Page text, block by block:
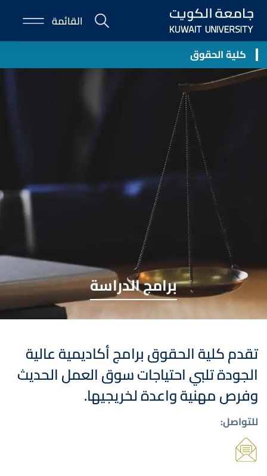
Skip
main
content
E-
Portal
القائمة
كلية الحقوق
برامج الدراسة
تقدم كلية الحقوق برامج أكاديمية عالية
الجودة تلبي احتياجات سوق العمل الحديث
وفرص مهنية واعدة لخريجيها.
للتواصل:
صورة